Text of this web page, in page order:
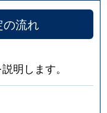
流れ
明します。